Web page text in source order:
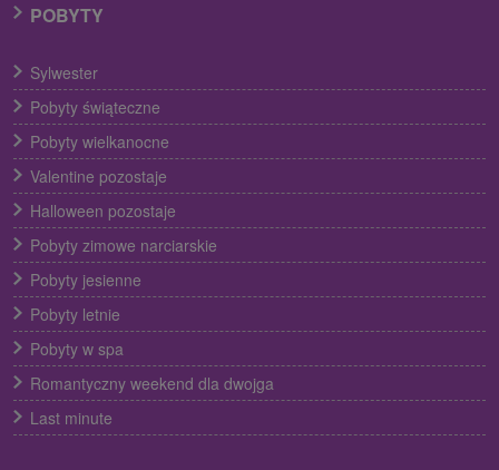
POBYTY
Sylwester
Pobyty świąteczne
Pobyty wielkanocne
Valentine pozostaje
Halloween pozostaje
Pobyty zimowe narciarskie
Pobyty jesienne
Pobyty letnie
Pobyty w spa
Romantyczny weekend dla dwojga
Last minute